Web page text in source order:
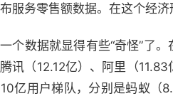
服务零售额数据。在这个经
个数据就显得有些“奇怪”了
讯（12.12亿）、阿里（
亿用户梯队，分别是蚂蚁（